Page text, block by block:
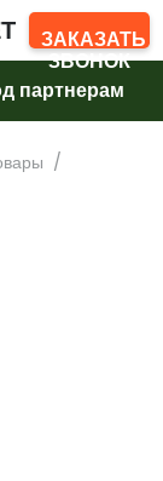
ЗАКАЗАТЬ
ЗВОНОК
партнерам
/